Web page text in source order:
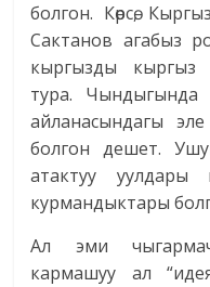
болгон. Көрсө,
Сактанов агабыз
кыргызды кыргыз
тура. Чындыгында
айланасындагы
болгон дешет.
атактуу уулдары
курмандыктары
Ал эми
кармашуу ал